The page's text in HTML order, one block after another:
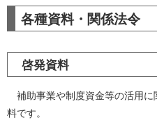
各種資料・関係法令
啓発資料
補助事業や制度資金等の活用に
料です。